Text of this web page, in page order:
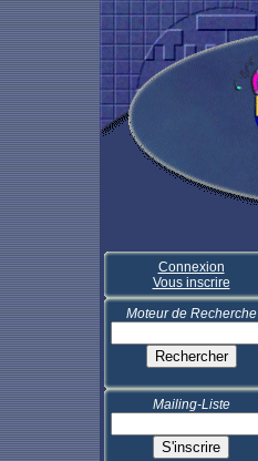
Connexion
Vous inscrire
Moteur de Recherche
Mailing-Liste